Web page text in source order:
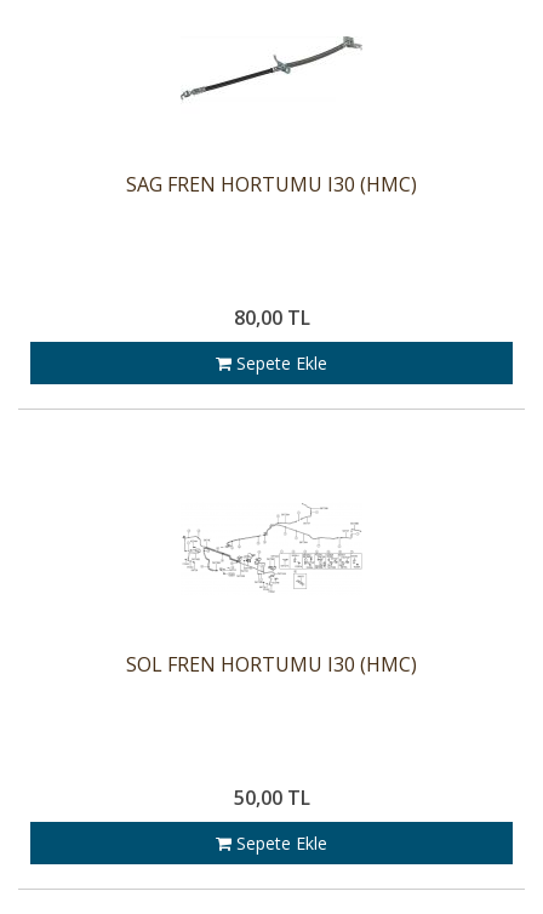
SAG FREN HORTUMU I30 (HMC)
80,00 TL
Sepete Ekle
SOL FREN HORTUMU I30 (HMC)
50,00 TL
Sepete Ekle